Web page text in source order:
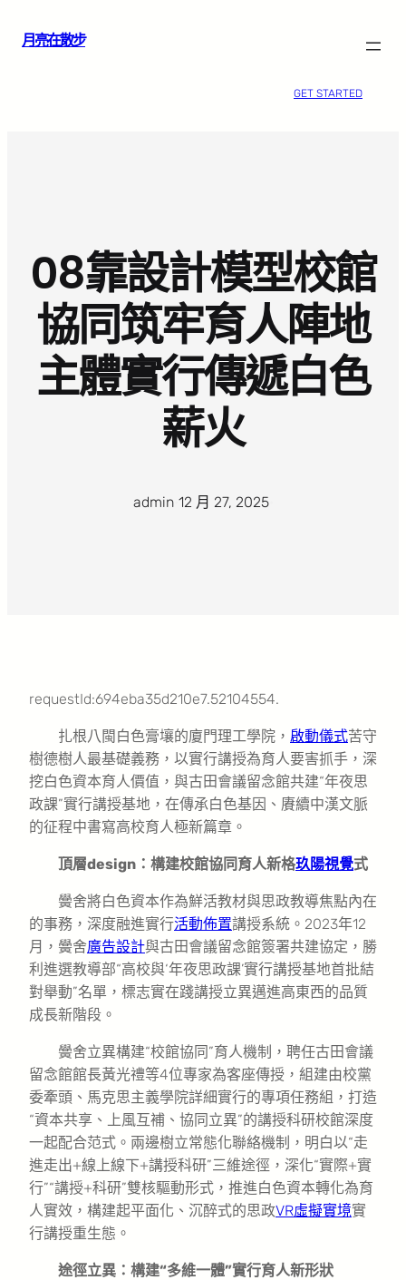
月亮在散步
GET STARTED
08靠設計模型校館
協同筑牢育人陣地
主體實行傳遞白色
薪火
admin· 12 月 27, 2025·
requestId:694eba35d210e7.52104554.
扎根八閩白色膏壤的廈門理工學院， 啟動儀式苦守
樹德樹人最基礎義務，以實行講授為育人要害抓手，深
挖白色資本育人價值，與古田會議留念館共建“年夜思
政課”實行講授基地，在傳承白色基因、賡續中漢文脈
的征程中書寫高校育人極新篇章。
頂層design：構建校館協同育人新格玖陽視覺式
黌舍將白色資本作為鮮活教材與思政教導焦點內在
的事務，深度融進實行活動佈置講授系統。2023年12
月，黌舍廣告設計與古田會議留念館簽署共建協定，勝
利進選教導部“高校與‘年夜思政課’實行講授基地首批結
對舉動”名單，標志實在踐講授立異邁進高東西的品質
成長新階段。
黌舍立異構建“校館協同”育人機制，聘任古田會議
留念館館長黃光禮等4位專家為客座傳授，組建由校黨
委牽頭、馬克思主義學院詳細實行的專項任務組，打造
“資本共享、上風互補、協同立異”的講授科研校館深度
一起配合范式。兩邊樹立常態化聯絡機制，明白以“走
進走出+線上線下+講授科研”三維途徑，深化“實際+實
行”“講授+科研”雙核驅動形式，推進白色資本轉化為育
人實效，構建起平面化、沉醉式的思政VR虛擬實境實
行講授重生態。
途徑立異：構建“多維一體”實行育人新形狀